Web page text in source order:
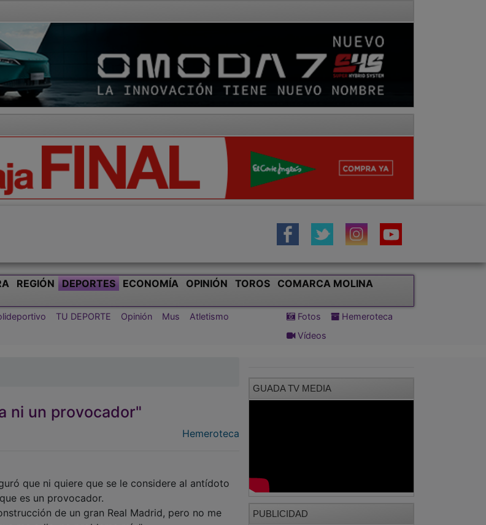
REGIÓN DEPORTES ECONOMÍA OPINIÓN TOROS
COMARCA MOLINA
TU DEPORTE Opinión Mus
Atletismo
Fotos
Hemeroteca
Vídeos
ni un provocador"
Hemeroteca
que ni quiere que se le considere al antídoto
es un provocador.
de un gran Real Madrid, pero no me
GUADA TV MEDIA
PUBLICIDAD